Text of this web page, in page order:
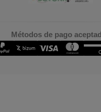
Métodos de pago